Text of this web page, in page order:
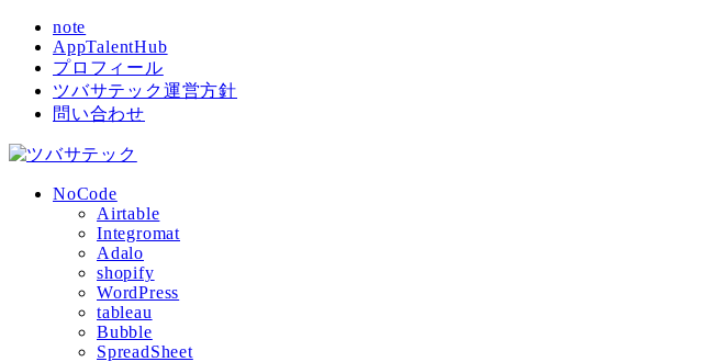
note
AppTalentHub
プロフィール
ツバサテック運営方針
問い合わせ
NoCode
Airtable
Integromat
Adalo
shopify
WordPress
tableau
Bubble
SpreadSheet